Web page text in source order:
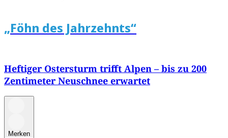
„Föhn des Jahrzehnts“
Heftiger Ostersturm trifft Alpen – bis zu 200
Zentimeter Neuschnee erwartet
Merken